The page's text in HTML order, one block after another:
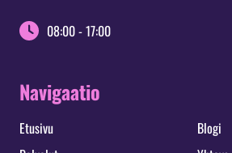
Navigaatio
Etusivu
Blogi
08:00 - 17:00